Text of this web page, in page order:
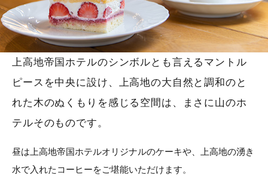
上高地帝国ホテルのシンボルとも言えるマントル
ピースを中央に設け、上高地の大自然と調和のと
れた木のぬくもりを感じる空間は、まさに山のホ
テルそのものです。
昼は上高地帝国ホテルオリジナルのケーキや、上高地の湧き
水で入れたコーヒーをご堪能いただけます。